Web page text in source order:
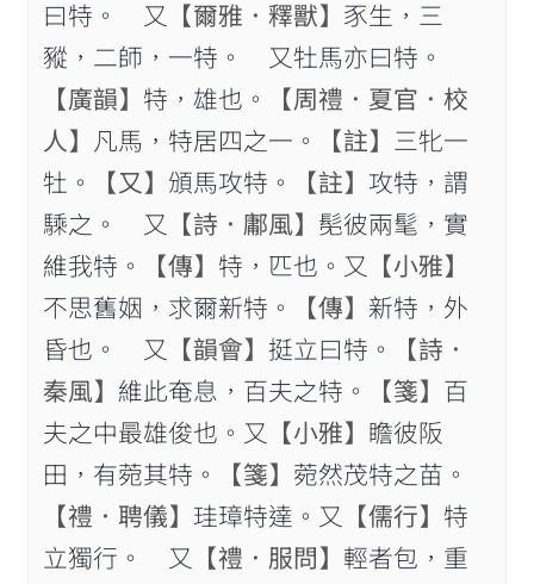
曰特。 又
【爾雅．釋獸】 豕生，三
豵，二師，一特。 又牡馬亦曰特。
【廣韻】 特，雄也。
【周禮．夏官．校
人】 凡馬，特居四之一。 【註】 三牝一
牡。
【又】 頒馬攻特。 【註】 攻特，謂
騬之。 又
【詩．鄘風】 髧彼兩髦，實
維我特。
【傳】 特，匹也。又
【小雅】
不思舊姻，求爾新特。
【傳】 新特，外
昏也。 又
【韻會】 挺立曰特。
【詩．
秦風】 維此奄息，百夫之特。 【箋】 百
夫之中最雄俊也。又
【小雅】 瞻彼阪
田，有菀其特。
【箋】 菀然茂特之苗。
【禮．聘儀】 珪璋特達。又 【儒行】 特
立獨行。 又
【禮．服問】 輕者包，重